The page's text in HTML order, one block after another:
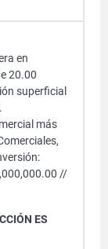
en
20.00
superficial
más
//
ES